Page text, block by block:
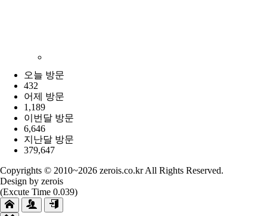
오늘 방문
432
어제 방문
1,189
이번달 방문
6,646
지난달 방문
379,647
Copyrights © 2010~2026 zerois.co.kr All Rights Reserved.
Design by zerois
(Excute Time 0.039)